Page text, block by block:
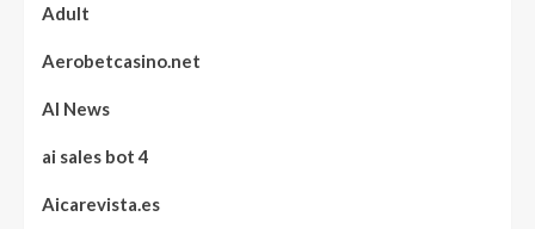
Adult
Aerobetcasino.net
AI News
ai sales bot 4
Aicarevista.es